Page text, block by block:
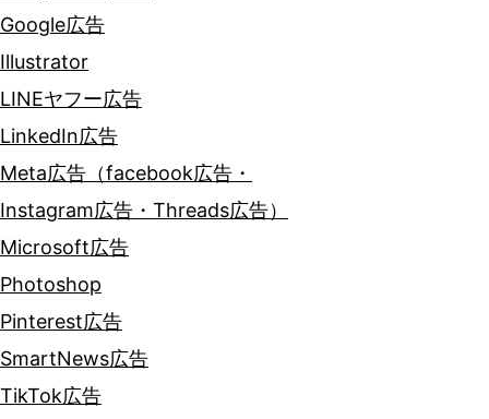
Google広告
Illustrator
LINEヤフー広告
LinkedIn広告
Meta広告（facebook広告・
Instagram広告・Threads広告）
Microsoft広告
Photoshop
Pinterest広告
SmartNews広告
TikTok広告